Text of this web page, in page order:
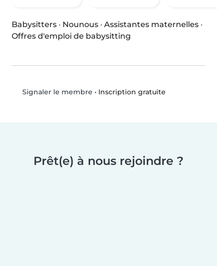
Babysitters · Nounous · Assistantes maternelles ·
Offres d'emploi de babysitting
Signaler le membre • Inscription gratuite
Prêt(e) à nous rejoindre ?